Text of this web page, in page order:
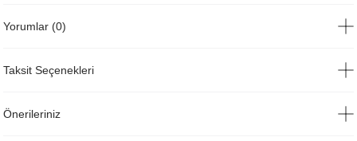
Yorumlar (0)
Taksit Seçenekleri
Önerileriniz